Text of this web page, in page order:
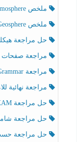
ملخص Effect of Atmosphere حسب الهيكل الوزاري العلوم المتكاملة الصف الخامس انسبير الفصل الثالث
ملخص Effect of Geosphere حسب الهيكل الوزاري العلوم المتكاملة الصف الخامس انسبير الفصل الثالث
حل مراجعة هيكلة
مراجعة صفحات الهيكل
مراجعة Review Grammar حسب الهيكل اللغة الإنجليزية الصف الخامس الفصل الثالث
مراجعة نهائية
حل مراجعة FINAL EXAMاللغة الإنجليزية الصف الخامس الفصل الثالث
حل مراجعة شاملة
حل مراجعة حسب الهيكل